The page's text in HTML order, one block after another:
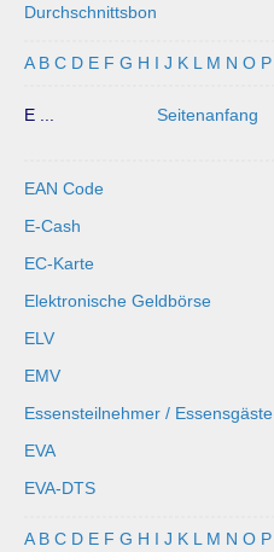
Durchschnittsbon
A B C D E F G H I J K L M N O P
E ... Seitenanfang
EAN Code
E-Cash
EC-Karte
Elektronische Geldbörse
ELV
EMV
Essensteilnehmer / Essensgäste
EVA
EVA-DTS
A B C D E F G H I J K L M N O P